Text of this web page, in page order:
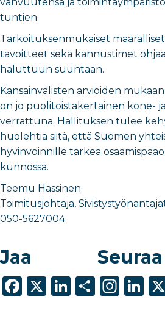
tuntien.
Tarkoituksenmukaiset
tavoitteet sekä kannustimet
haluttuun suuntaan.
Kansainvälisten arvioiden
on jo puolitoistakertainen kone-
verrattuna. Hallituksen tulee
huolehtia siitä, että Suomen
hyvinvoinnille tärkeä
kunnossa.
Teemu Hassinen
Toimitusjohtaja,
050-5627004
Jaa
F
X
Li S
Seuraa
In Li